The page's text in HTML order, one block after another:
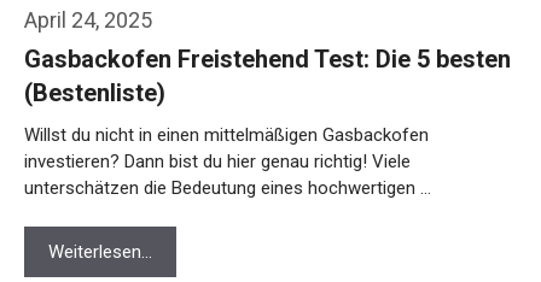
April 24, 2025
Gasbackofen Freistehend Test: Die 5 besten
(Bestenliste)
Willst du nicht in einen mittelmäßigen Gasbackofen
investieren? Dann bist du hier genau richtig! Viele
unterschätzen die Bedeutung eines hochwertigen …
Weiterlesen…